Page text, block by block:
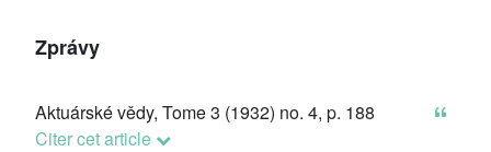
Zprávy
Aktuárské vědy, Tome 3 (1932) no. 4, p. 188
Citer cet article